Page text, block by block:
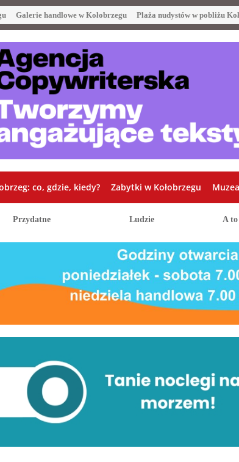
Galerie handlowe w Kołobrzegu Plaża nudystów w pobliżu
co, gdzie, kiedy? Zabytki w Kołobrzegu Muzea
Przydatne Ludzie A